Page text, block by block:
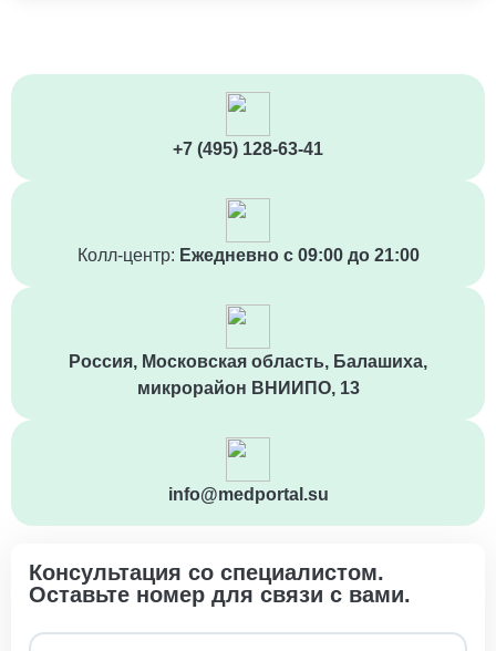
Уход за больными с трахеостомой
1 350 ₽
Уход за тяжелобольными
Уход за пациентами с заболеванием
Уход за больными туберкулезом
1 000 ₽
+7 (495) 128-63-41
Колл-центр: Ежедневно с 09:00 до 21:00
Россия, Московская область, Балашиха,
микрорайон ВНИИПО, 13
info@medportal.su
Консультация со специалистом.
Оставьте номер для связи с вами.